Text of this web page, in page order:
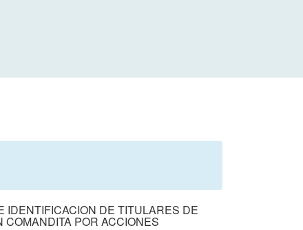
IDENTIFICACION DE TITULARES DE
POR ACCIONES